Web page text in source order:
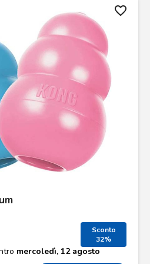
favorite_border
Sconto
32%
mercoledì, 12 agosto